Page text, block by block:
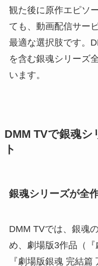
観た後に原作エピソ
ても、動画配信サー
最適な選択肢です。
を含む銀魂シリーズ
います。
DMM TVで銀魂
ト
銀魂シリーズが全
DMM TVでは、銀魂
め、劇場版3作品（『
『劇場版銀魂 完結